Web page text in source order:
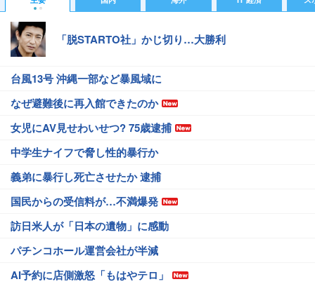
「脱STARTO社」かじ切り…大勝利
台風13号 沖縄一部など暴風域に
なぜ避難後に再入館できたのか
女児にAV見せわいせつ? 75歳逮捕
中学生ナイフで脅し性的暴行か
義弟に暴行し死亡させたか 逮捕
国民からの受信料が…不満爆発
訪日米人が「日本の遺物」に感動
パチンコホール運営会社が半減
AI予約に店側激怒「もはやテロ」